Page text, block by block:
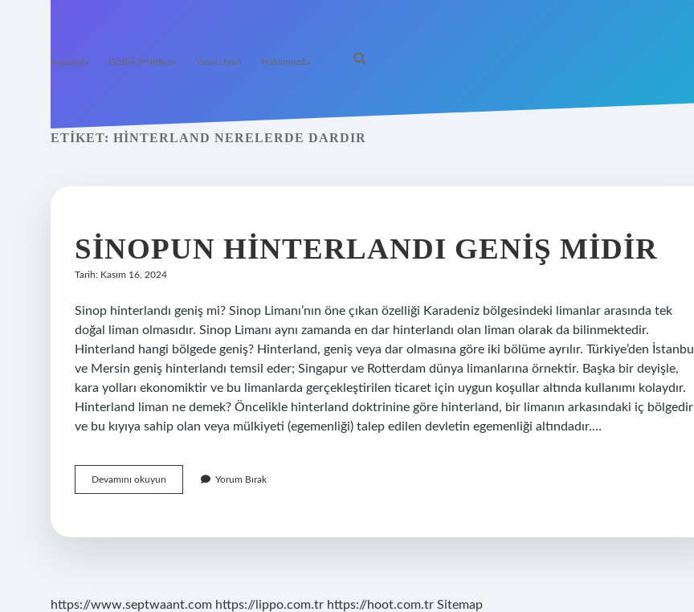
Anasayfa Gizlilik Politikası Yasal Uyarı Hakkımızda
ETIKET: HINTERLAND NERELERDE DARDIR
SINOPUN HINTERLANDI GENIŞ MIDIR
Tarih: Kasım 16, 2024
Sinop hinterlandı geniş mi? Sinop Limanı’nın öne çıkan özelliği Karadeniz bölgesindeki limanlar arasında tek
doğal liman olmasıdır. Sinop Limanı aynı zamanda en dar hinterlandı olan liman olarak da bilinmektedir.
Hinterland hangi bölgede geniş? Hinterland, geniş veya dar olmasına göre iki bölüme ayrılır. Türkiye’den İstanbul
ve Mersin geniş hinterlandı temsil eder; Singapur ve Rotterdam dünya limanlarına örnektir. Başka bir deyişle,
kara yolları ekonomiktir ve bu limanlarda gerçekleştirilen ticaret için uygun koşullar altında kullanımı kolaydır.
Hinterland liman ne demek? Öncelikle hinterland doktrinine göre hinterland, bir limanın arkasındaki iç bölgedir
ve bu kıyıya sahip olan veya mülkiyeti (egemenliği) talep edilen devletin egemenliği altındadır.…
Devamını okuyun Sinopun
Hinterlandı
Yorum Bırak
https://www.septwaant.com https://lippo.com.tr https://hoot.com.tr Sitemap